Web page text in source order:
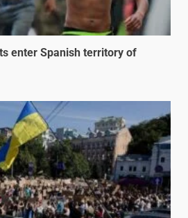
enter Spanish territory of